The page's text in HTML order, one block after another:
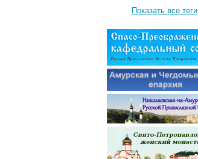
Показать все теги